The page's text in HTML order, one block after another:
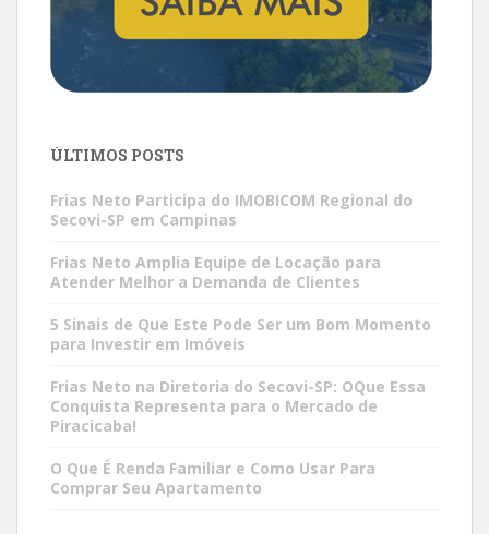
ÚLTIMOS POSTS
Frias Neto Participa do IMOBICOM Regional do
Secovi-SP em Campinas
Frias Neto Amplia Equipe de Locação para
Atender Melhor a Demanda de Clientes
5 Sinais de Que Este Pode Ser um Bom Momento
para Investir em Imóveis
Frias Neto na Diretoria do Secovi-SP: OQue Essa
Conquista Representa para o Mercado de
Piracicaba!
O Que É Renda Familiar e Como Usar Para
Comprar Seu Apartamento